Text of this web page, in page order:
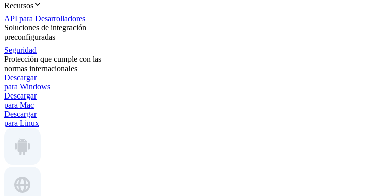
Recursos
API para Desarrolladores
Soluciones de integración
preconfiguradas
Seguridad
Protección que cumple con las
normas internacionales
Descargar
para Windows
Descargar
para Mac
Descargar
para Linux